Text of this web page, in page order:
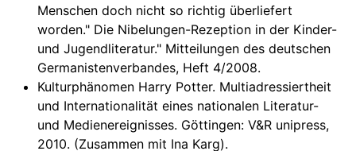
Menschen doch nicht so richtig überliefert
worden." Die Nibelungen-Rezeption in der Kinder-
und Jugendliteratur." Mitteilungen des deutschen
Germanistenverbandes, Heft 4/2008.
Kulturphänomen Harry Potter. Multiadressiertheit
und Internationalität eines nationalen Literatur-
und Medienereignisses. Göttingen: V&R unipress,
2010. (Zusammen mit Ina Karg).